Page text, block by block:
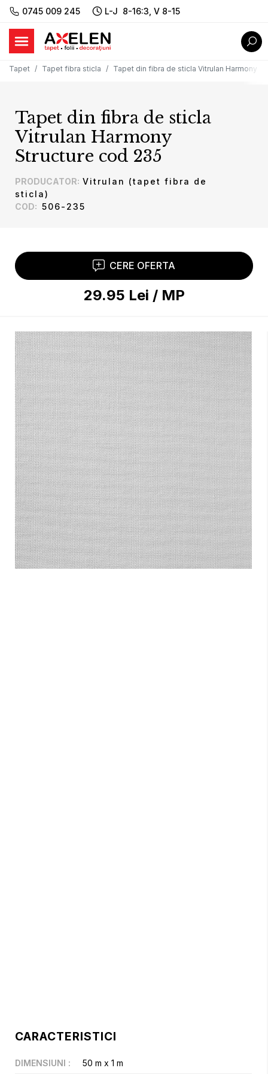
0745 009 245 L-J 8-16:3, V 8-15
Tapet Tapet fibra sticla Tapet din fibra de sticla Vitrulan Harmony
CERE OFERTA
29.95 Lei / MP
Tapet din fibra de sticla
Vitrulan Harmony
Structure cod 235
PRODUCATOR: Vitrulan (tapet fibra de
sticla)
COD: 506-235
CARACTERISTICI
DIMENSIUNI : 50 m x 1 m